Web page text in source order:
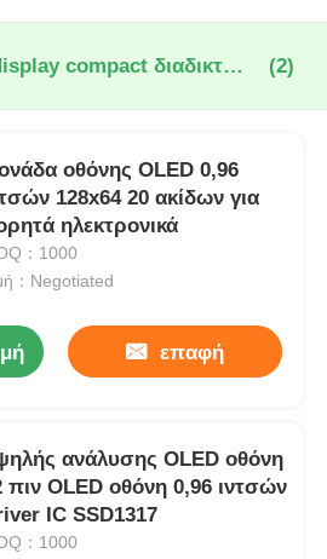
0 96 inch oled display compact διαδικτυακή κατασκευή (2)
οθόνης OLED 0,96
128x64 20 ακίδων για
ηλεκτρονικά
：1000
：Negotiated
επαφή
ανάλυσης OLED οθόνη
πιν OLED οθόνη 0,96 ιντσών
IC SSD1317
：1000